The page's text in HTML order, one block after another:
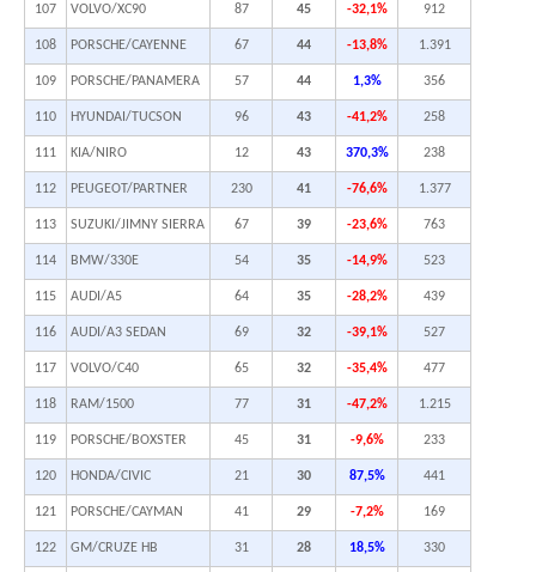
107 VOLVO/XC90 87 45 -32,1% 912
108 PORSCHE/CAYENNE 67 44 -13,8% 1.391
109 PORSCHE/PANAMERA 57 44 1,3% 356
110 HYUNDAI/TUCSON 96 43 -41,2% 258
111 KIA/NIRO 12 43 370,3% 238
112 PEUGEOT/PARTNER 230 41 -76,6% 1.377
113 SUZUKI/JIMNY SIERRA 67 39 -23,6% 763
114 BMW/330E 54 35 -14,9% 523
115 AUDI/A5 64 35 -28,2% 439
116 AUDI/A3 SEDAN 69 32 -39,1% 527
117 VOLVO/C40 65 32 -35,4% 477
118 RAM/1500 77 31 -47,2% 1.215
119 PORSCHE/BOXSTER 45 31 -9,6% 233
120 HONDA/CIVIC 21 30 87,5% 441
121 PORSCHE/CAYMAN 41 29 -7,2% 169
122 GM/CRUZE HB 31 28 18,5% 330